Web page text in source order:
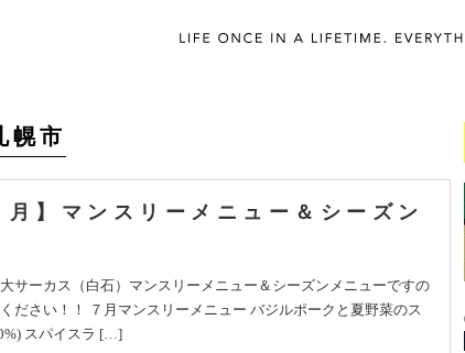
幌市
月】マンスリーメニュー＆シーズン
サーカス（白石）マンスリーメニュー＆シーズンメニューですの
ださい！！ ７月マンスリーメニュー バジルポークと夏野菜のス
スパイスラ […]